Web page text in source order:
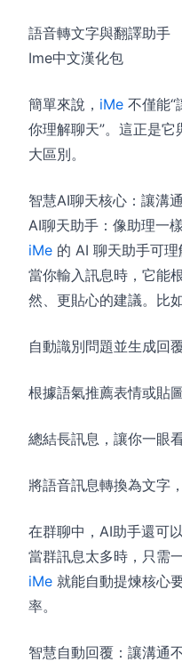
語音轉文字與翻譯助手
Ime中文漢化包
簡單來說， iMe 不僅能“
你理解聊天”。這正是
大區別。
智慧AI聊天核心：讓溝
AI聊天助手：像助理一
iMe 的 AI 聊天助手可理
當你輸入訊息時，它能
然、更貼心的建議。比如
自動識別問題並生成回
根據語氣推薦表情或貼圖
總結長訊息，讓你一眼
將語音訊息轉換為文字
在群聊中，AI助手還可以
當群訊息太多時，只需
iMe 就能自動提煉核心
率。
智慧自動回覆：讓溝通